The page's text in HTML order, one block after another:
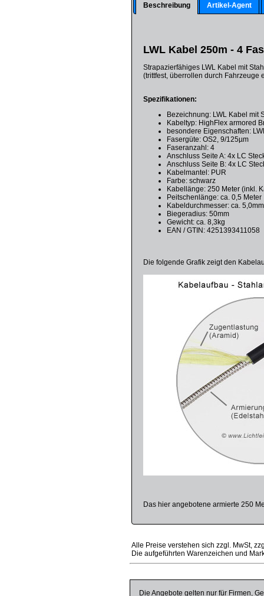
Beschreibung Artikel-Agent
LWL Kabel 250m - 4
Strapazierfähiges LWL Kabel mit
(trittfest, überrollen durch Fahrzeuge
Spezifikationen:
Bezeichnung: LWL Kabel mit
Kabeltyp: HighFlex armored
besondere Eigenschaften:
Fasergüte: OS2, 9/125µm
Faseranzahl: 4
Anschluss Seite A: 4x LC
Anschluss Seite B: 4x LC
Kabelmantel: PUR
Farbe: schwarz
Kabellänge: 250 Meter (inkl.
Peitschenlänge: ca. 0,5 Meter
Kabeldurchmesser: ca. 5,0mm
Biegeradius: 50mm
Gewicht: ca. 8,3kg
EAN / GTIN: 4251393411058
Die folgende Grafik zeigt den
Das hier angebotene armierte 250
Alle Preise verstehen sich zzgl. MwSt,
Die aufgeführten Warenzeichen und
Die Angebote gelten nur für Firmen,